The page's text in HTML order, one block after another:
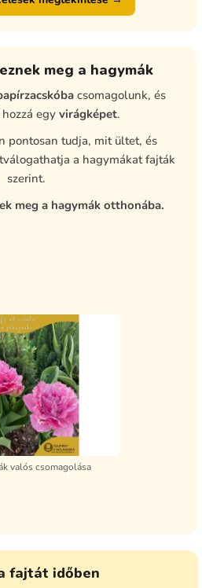
meg a hagymák
csomagolunk, és
egy virágképet.
pontosan tudja, mit ültet, és
a hagymákat fajták
szerint.
meg a hagymák otthonába.
valós csomagolása
fajtát időben